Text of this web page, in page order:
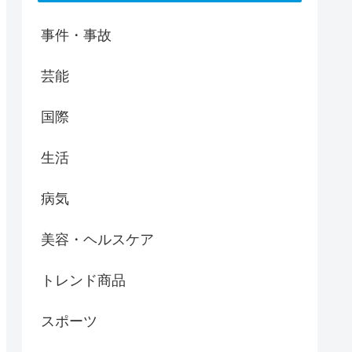
事件・事故
芸能
国際
生活
病気
美容・ヘルスケア
トレンド商品
スポーツ